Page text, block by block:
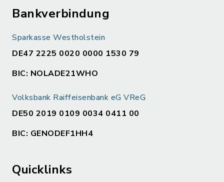
Bankverbindung
Sparkasse Westholstein
DE47 2225 0020 0000 1530 79
BIC: NOLADE21WHO
Volksbank Raiffeisenbank eG VReG
DE50 2019 0109 0034 0411 00
BIC: GENODEF1HH4
Quicklinks